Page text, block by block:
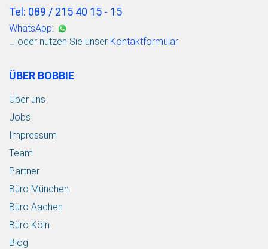
Tel: 089 / 215 40 15 - 15
WhatsApp:
… oder nutzen Sie unser Kontaktformular
ÜBER BOBBIE
Über uns
Jobs
Impressum
Team
Partner
Büro München
Büro Aachen
Büro Köln
Blog